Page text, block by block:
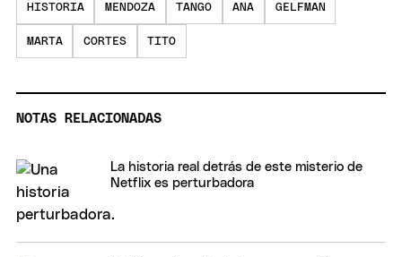
HISTORIA MENDOZA TANGO ANA GELFMAN
MARTA CORTES TITO
NOTAS RELACIONADAS
La historia real detrás de este misterio de
Netflix es perturbadora